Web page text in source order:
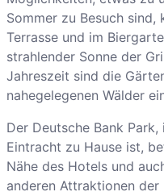
Sommer zu Besuch sind,
Terrasse und im
strahlender Sonne der
Jahreszeit sind die
nahegelegenen Wälder
Der Deutsche Bank
Eintracht zu Hause ist,
Nähe des Hotels und
anderen Attraktionen